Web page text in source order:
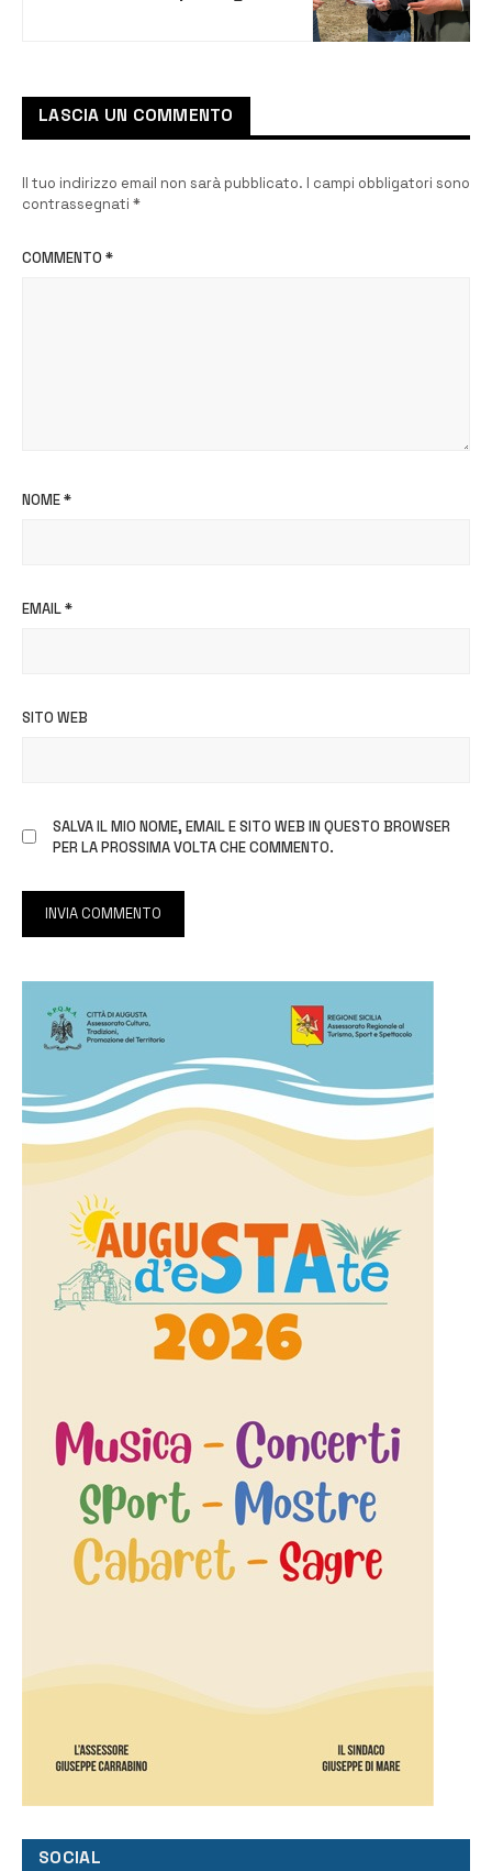
LASCIA UN COMMENTO
Il tuo indirizzo email non sarà pubblicato. I campi obbligatori sono
contrassegnati *
COMMENTO *
NOME*
EMAIL*
SITO WEB
SALVA IL MIO NOME, EMAIL E SITO WEB IN QUESTO BROWSER
PER LA PROSSIMA VOLTA CHE COMMENTO.
SOCIAL